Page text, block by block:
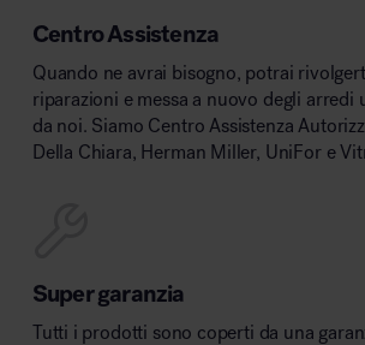
Centro Assistenza
Quando ne avrai bisogno, potrai
riparazioni e messa a nuovo degli arredi
da noi. Siamo Centro Assistenza
Della Chiara, Herman Miller, UniFor e
Super garanzia
Tutti i prodotti sono coperti da una